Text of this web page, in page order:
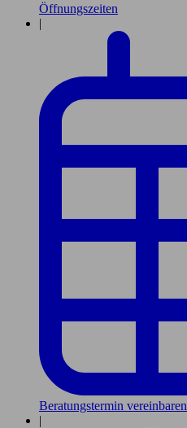
Öffnungszeiten
|
Beratungstermin vereinbaren
|